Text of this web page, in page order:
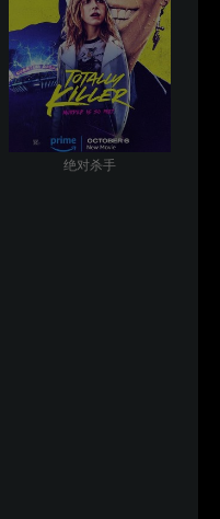
绝对杀手